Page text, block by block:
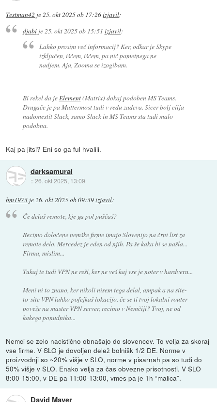
Testman42 je25. okt 2025 ob 17:26izjavil:
djabije 25. okt 2025 ob 15:51 izjavil:
Lahko prosim več informacij? Ker, odkar je Skype
izključen, iščem, iščem, pa nič pametnega ne
nadjem. Aja, Zooma se izogibam.
Bi rekel da jeElement(Matrix) dokaj podoben MS Teams.
Drugače je pa Mattermost tudi v redu zadeva. Sicer bolj cilja
nadomestit Slack, samo Slack in MS Teams sta tudi malo
podobna.
Kaj pa jitsi? Eni so ga ful hvalili.
darksamurai
::26. okt 2025, 13:09
bm1973 je26. okt 2025 ob 09:39izjavil:
Če delaš remote, kje ga pol puščaš?
Recimo določene nemške firme imajo Slovenijo na črni list za
remote delo. Mercedez je eden od njih. Pa še kaka bi se našla...
Firma, mislim...
Tukaj te tudi VPN ne reši, ker ne veš kaj vse je noter v hardveru...
Meni ni to znano, ker nikoli nisem tega delal, ampak a na site-
to-site VPN lahko pofejkaš lokacijo, če se ti tvoj lokalni router
poveže na master VPN server, recimo v Nemčiji? Tvoj, ne od
kakega ponudnika...
Nemci se zelo nacistično obnašajo do slovencev. To velja za skoraj
vse firme. V SLO je dovoljen delež bolnišk 1/2 DE. Norme v
proizvodnji so ~20% višje v SLO, norme v pisarnah pa so tudi do
50% višje v SLO. Enako velja za čas obvezne prisotnosti. V SLO
8:00-15:00, v DE pa 11:00-13:00, vmes pa je 1h “malica”.
David Mayer